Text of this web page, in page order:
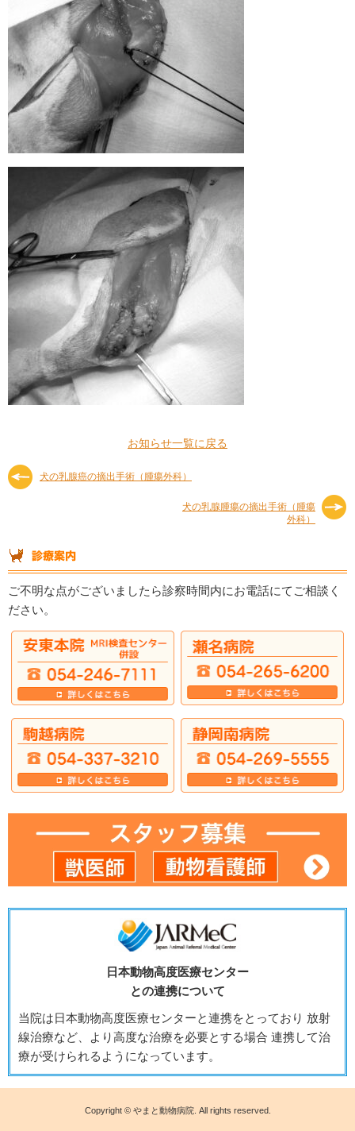
お知らせ一覧に戻る
犬の乳腺癌の摘出手術（腫瘍外科）
犬の乳腺腫瘍の摘出手術（腫瘍
外科）
ご不明な点がございましたら診察時間内にお電話にてご相談く
ださい。
日本動物高度医療センター
との連携について
当院は日本動物高度医療センターと連携をとっており 放射
線治療など、より高度な治療を必要とする場合 連携して治
療が受けられるようになっています。
Copyright © やまと動物病院. All rights reserved.